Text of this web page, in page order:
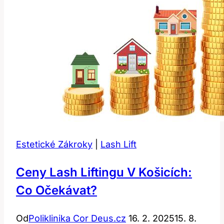
Estetické Zákroky Lash Lift
Ceny Lash Liftingu V Košicích:
Co Očekávat?
OdPoliklinika Cor Deus.cz 16. 2. 202515. 8.